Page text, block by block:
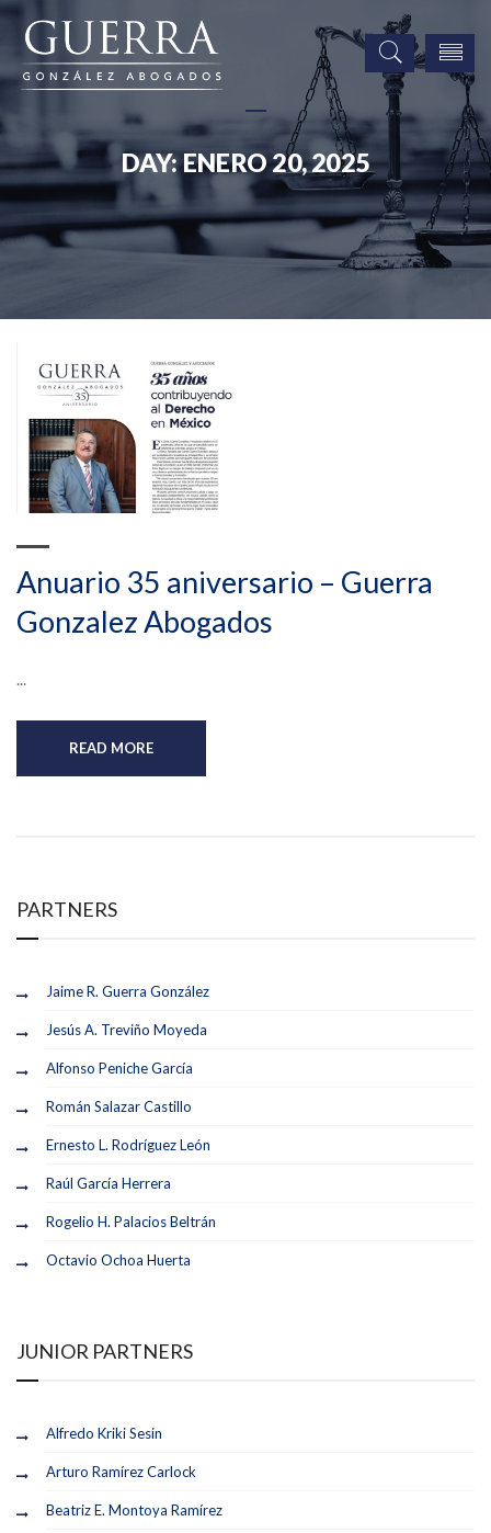
DAY:ENERO 20, 2025
Anuario 35 aniversario – Guerra
Gonzalez Abogados
...
READ MORE
PARTNERS
Jaime R. Guerra González
Jesús A. Treviño Moyeda
Alfonso Peniche García
Román Salazar Castillo
Ernesto L. Rodríguez León
Raúl García Herrera
Rogelio H. Palacios Beltrán
Octavio Ochoa Huerta
JUNIOR PARTNERS
Alfredo Kriki Sesin
Arturo Ramírez Carlock
Beatriz E. Montoya Ramírez